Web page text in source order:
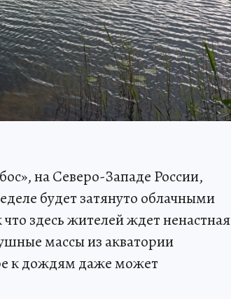
на Северо-Западе России,
будет затянуто облачными
здесь жителей ждет ненастная
массы из акватории
к дождям даже может